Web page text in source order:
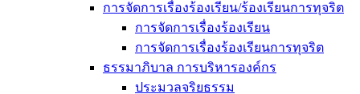
การจัดการเรื่องร้องเรียน/ร้องเรียนการทุจริต
การจัดการเรื่องร้องเรียน
การจัดการเรื่องร้องเรียนการทุจริต
ธรรมาภิบาล การบริหารองค์กร
ประมวลจริยธรรม